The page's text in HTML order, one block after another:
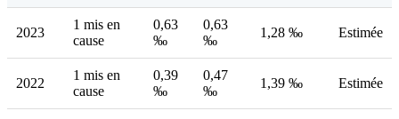
2023
1 mis en
cause
0,63
‰
0,63
‰
1,28 ‰ Estimée
2022
1 mis en
cause
0,39
‰
0,47
‰
1,39 ‰ Estimée